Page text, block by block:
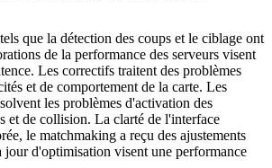
que la détection des coups et le ciblage ont
de la performance des serveurs visent
Les correctifs traitent des problèmes
et de comportement de la carte. Les
les problèmes d'activation des
et de collision. La clarté de l'interface
le matchmaking a reçu des ajustements
jour d'optimisation visent une performance